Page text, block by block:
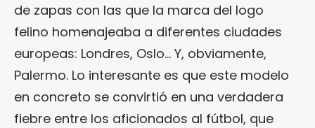
de zapas con las que la marca del logo
felino homenajeaba a diferentes ciudades
europeas: Londres, Oslo… Y, obviamente,
Palermo. Lo interesante es que este modelo
en concreto se convirtió en una verdadera
fiebre entre los aficionados al fútbol, que